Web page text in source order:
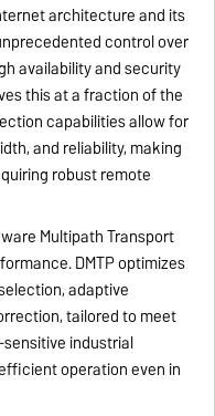
architecture and its
control over
availability and security
this at a fraction of the
capabilities allow for
and reliability, making
robust remote
Multipath Transport
DMTP optimizes
adaptive
tailored to meet
industrial
operation even in